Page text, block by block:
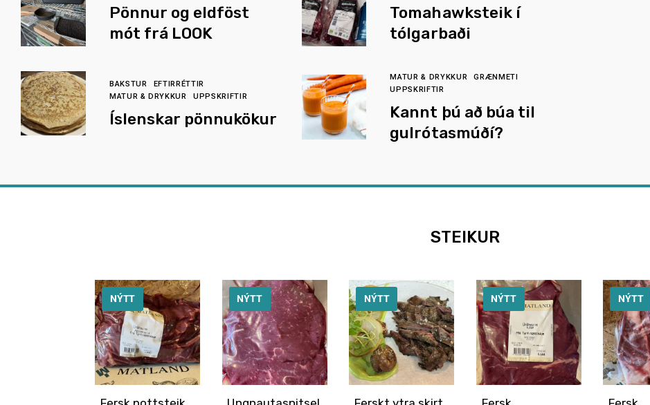
Pönnur og eldföst
mót frá LOOK
Tomahawksteik í
tólgarbaði
BAKSTUR
EFTIRRÉTTIR
MATUR & DRYKKUR
UPPSKRIFTIR
Íslenskar pönnukökur
MATUR & DRYKKUR
GRÆNMETI
UPPSKRIFTIR
Kannt þú að búa til
gulrótasmúðí?
STEIKUR
NÝTT NÝTT NÝTT NÝTT NÝTT